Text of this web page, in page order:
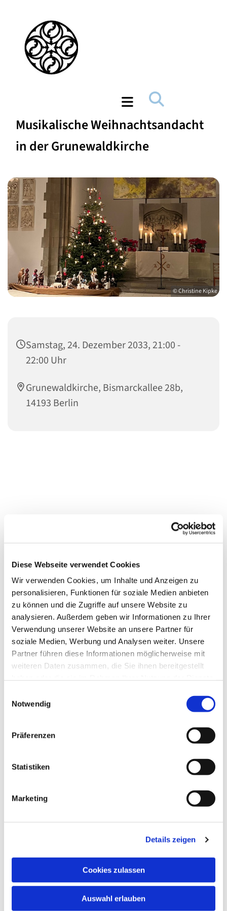
Diese Webseite verwendet Cookies
Wir verwenden Cookies, um Inhalte und Anzeigen zu
personalisieren, Funktionen für soziale Medien anbieten
zu können und die Zugriffe auf unsere Website zu
analysieren. Außerdem geben wir Informationen zu Ihrer
Verwendung unserer Website an unsere Partner für
soziale Medien, Werbung und Analysen weiter. Unsere
Partner führen diese Informationen möglicherweise mit
weiteren Daten zusammen, die Sie ihnen bereitgestellt
Notwendig
Präferenzen
Statistiken
Marketing
Details zeigen
Cookies zulassen
Auswahl erlauben
Musikalische Weihnachtsandacht
in der Grunewaldkirche
© Christine Kipke
Samstag, 24. Dezember 2033, 21:00 -
22:00 Uhr
Grunewaldkirche, Bismarckallee 28b,
14193 Berlin
Dies könnte Sie auch interessieren